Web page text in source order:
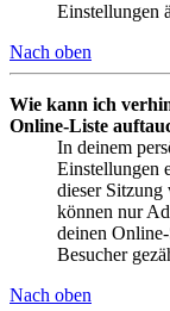
Einstellungen
Nach oben
Wie kann ich
Online-Liste
In deinem
Einstellungen
dieser Sitzung
können nur
deinen
Besucher
Nach oben